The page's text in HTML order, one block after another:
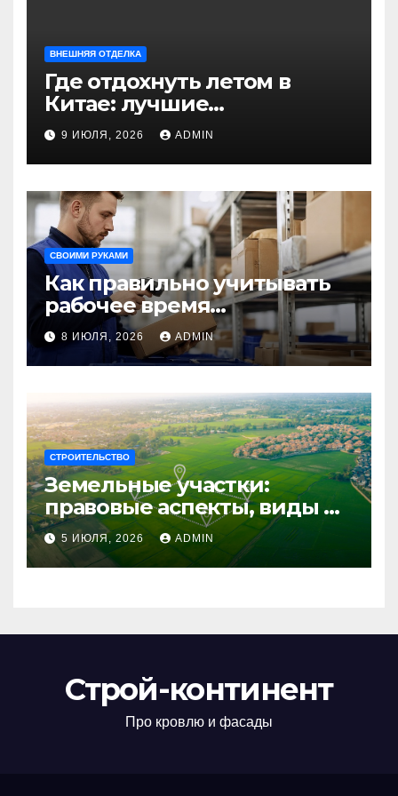
ВНЕШНЯЯ ОТДЕЛКА
Где отдохнуть летом в
Китае: лучшие
направления для
незабываемого
путешествия
9 ИЮЛЯ, 2026 ADMIN
СВОИМИ РУКАМИ
Как правильно учитывать
рабочее время
сотрудников: советы для
бизнеса
8 ИЮЛЯ, 2026 ADMIN
СТРОИТЕЛЬСТВО
Земельные участки:
правовые аспекты, виды и
возможности
использования
5 ИЮЛЯ, 2026 ADMIN
Строй-континент
Про кровлю и фасады